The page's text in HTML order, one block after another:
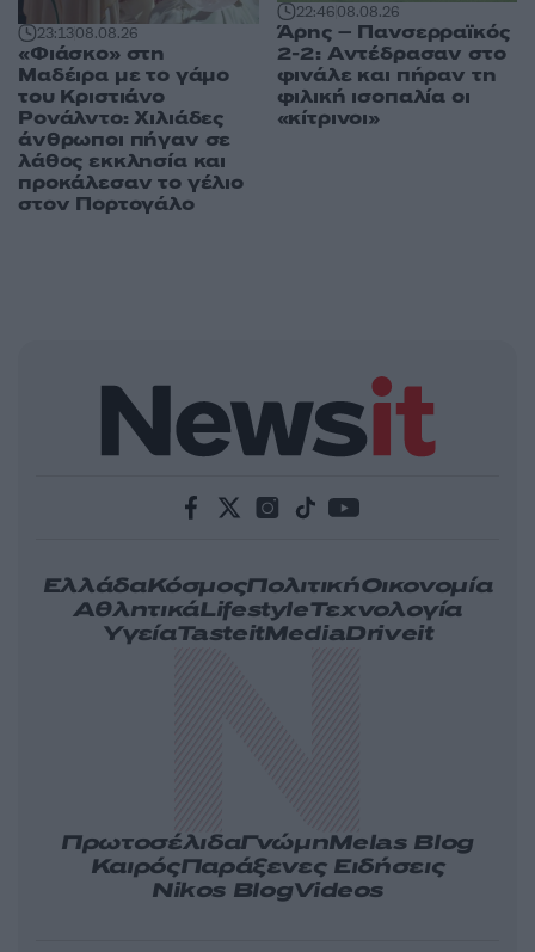
23:1308.08.26
«Φιάσκο» στη
Μαδέιρα με το γάμο
του Κριστιάνο
Ρονάλντο: Χιλιάδες
άνθρωποι πήγαν σε
λάθος εκκλησία και
προκάλεσαν το γέλιο
στον Πορτογάλο
22:4608.08.26
Άρης – Πανσερραϊκός
2-2: Αντέδρασαν στο
φινάλε και πήραν τη
φιλική ισοπαλία οι
«κίτρινοι»
ΕλλάδαΚόσμοςΠολιτικήΟικονομία
ΑθλητικάLifestyleΤεχνολογία
ΥγείαTasteitMediaDriveit
ΠρωτοσέλιδαΓνώμηMelas Blog
ΚαιρόςΠαράξενες Ειδήσεις
Nikos BlogVideos